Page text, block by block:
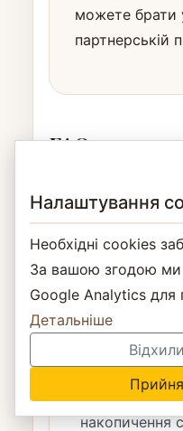
можете брати
партнерській
FAQ: чому
Чому
наступного
Це може бути
особливість
очищення
кондиціонер
накопичення
Налаштування
Необхідні cookies
За вашою згодою
Google Analytics для
Детальніше